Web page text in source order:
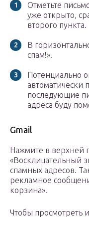
Отметьте
уже открыто,
второго пункта.
В
спам!».
Потенциально
автоматически
последующие
адреса буду
Gmail
Нажмите в верхней
«Восклицательный
спамных адресов.
рекламное
корзина».
Чтобы просмотреть